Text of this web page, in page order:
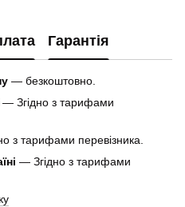
Гарантія
— безкоштовно.
— Згідно з тарифами
з тарифами перевізника.
— Згідно з тарифами